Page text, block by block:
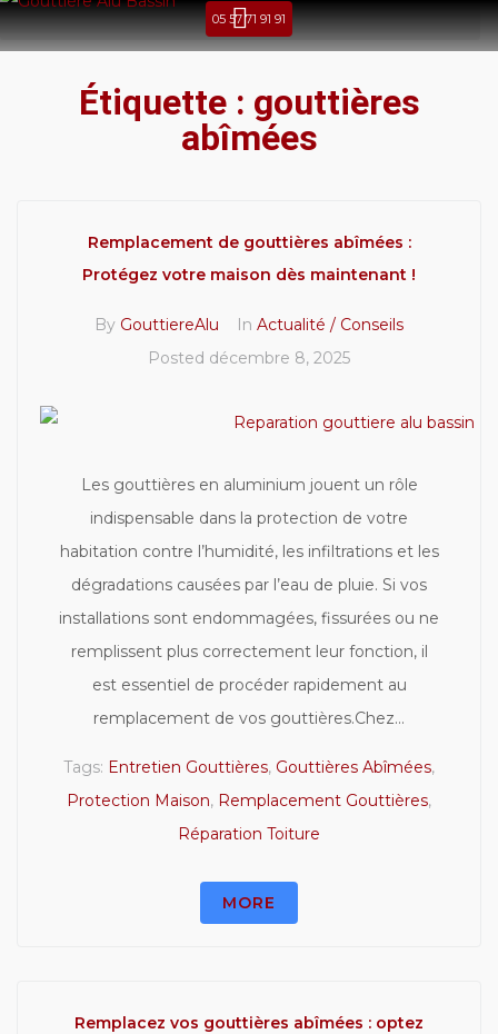
05 57 71 91 91
Étiquette : gouttières
abîmées
Remplacement de gouttières abîmées :
Protégez votre maison dès maintenant !
By GouttiereAlu In Actualité / Conseils
Posted décembre 8, 2025
Les gouttières en aluminium jouent un rôle
indispensable dans la protection de votre
habitation contre l’humidité, les infiltrations et les
dégradations causées par l’eau de pluie. Si vos
installations sont endommagées, fissurées ou ne
remplissent plus correctement leur fonction, il
est essentiel de procéder rapidement au
remplacement de vos gouttières.Chez...
Tags: Entretien Gouttières, Gouttières Abîmées,
Protection Maison, Remplacement Gouttières,
Réparation Toiture
MORE
Remplacez vos gouttières abîmées : optez